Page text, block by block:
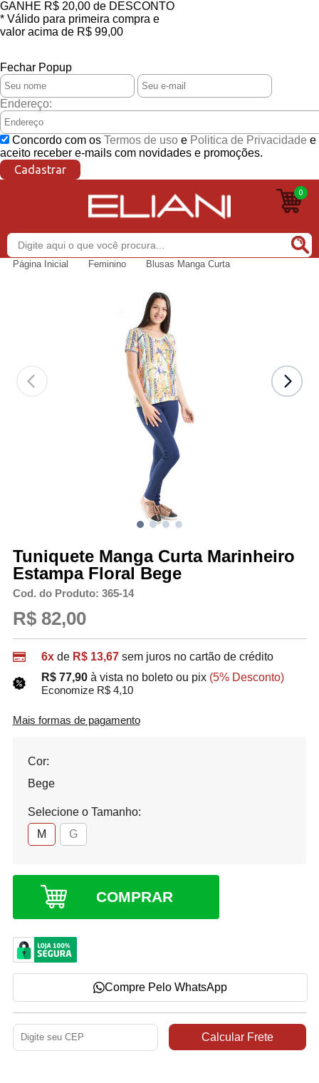
GANHE R$ 20,00 de DESCONTO
* Válido para primeira compra e
valor acima de R$ 99,00
Fechar Popup
Endereço:
Concordo com os Termos de uso e Politica de Privacidade e
aceito receber e-mails com novidades e promoções.
Cadastrar
0
Página Inicial Feminino Blusas Manga Curta
Tuniquete Manga Curta Marinheiro
Estampa Floral Bege
Cod. do Produto: 365-14
R$ 82,00
6xde R$ 13,67 sem juros no cartão de crédito
R$ 77,90 à vista no boleto ou pix (5% Desconto)
Economize R$ 4,10
Mais formas de pagamento
Cor:
Bege
Selecione o Tamanho:
M
G
COMPRAR
Compre Pelo WhatsApp